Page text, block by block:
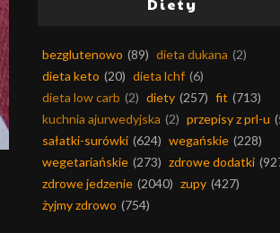
bezglutenowo (89) dieta dukana (2)
dieta keto (20) dieta lchf (6)
dieta low carb (2) diety (257) fit (713)
kuchnia ajurwedyjska (2) przepisy z prl-u
sałatki-surówki (624) wegańskie (228)
wegetariańskie (273) zdrowe dodatki
zdrowe jedzenie (2040) zupy (427)
żyjmy zdrowo (754)